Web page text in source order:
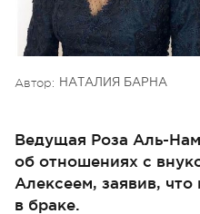
Автор: НАТАЛИЯ БАРНА
Ведущая Роза Аль-
об отношениях с
Алексеем, заявив,
в браке.